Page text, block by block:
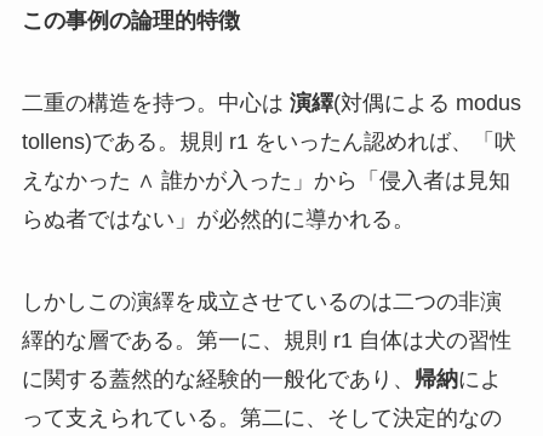
この事例の論理的特徴
二重の構造を持つ。中心は 演繹(対偶による modus
tollens)である。規則 r1 をいったん認めれば、「吠
えなかった ∧ 誰かが入った」から「侵入者は見知
らぬ者ではない」が必然的に導かれる。
しかしこの演繹を成立させているのは二つの非演
繹的な層である。第一に、規則 r1 自体は犬の習性
に関する蓋然的な経験的一般化であり、 帰納によ
って支えられている。第二に、そして決定的なの